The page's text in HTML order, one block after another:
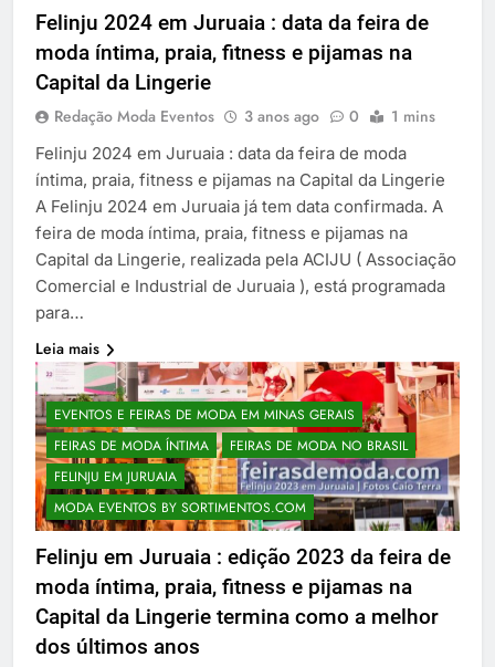
Felinju 2024 em Juruaia : data da feira de
moda íntima, praia, fitness e pijamas na
Capital da Lingerie
Redação Moda Eventos 3 anos ago 0 1 mins
Felinju 2024 em Juruaia : data da feira de moda
íntima, praia, fitness e pijamas na Capital da Lingerie
A Felinju 2024 em Juruaia já tem data confirmada. A
feira de moda íntima, praia, fitness e pijamas na
Capital da Lingerie, realizada pela ACIJU ( Associação
Comercial e Industrial de Juruaia ), está programada
para…
Leia mais
EVENTOS E FEIRAS DE MODA EM MINAS GERAIS
FEIRAS DE MODA ÍNTIMA
FEIRAS DE MODA NO BRASIL
FELINJU EM JURUAIA
MODA EVENTOS BY SORTIMENTOS.COM
Felinju em Juruaia : edição 2023 da feira de
moda íntima, praia, fitness e pijamas na
Capital da Lingerie termina como a melhor
dos últimos anos